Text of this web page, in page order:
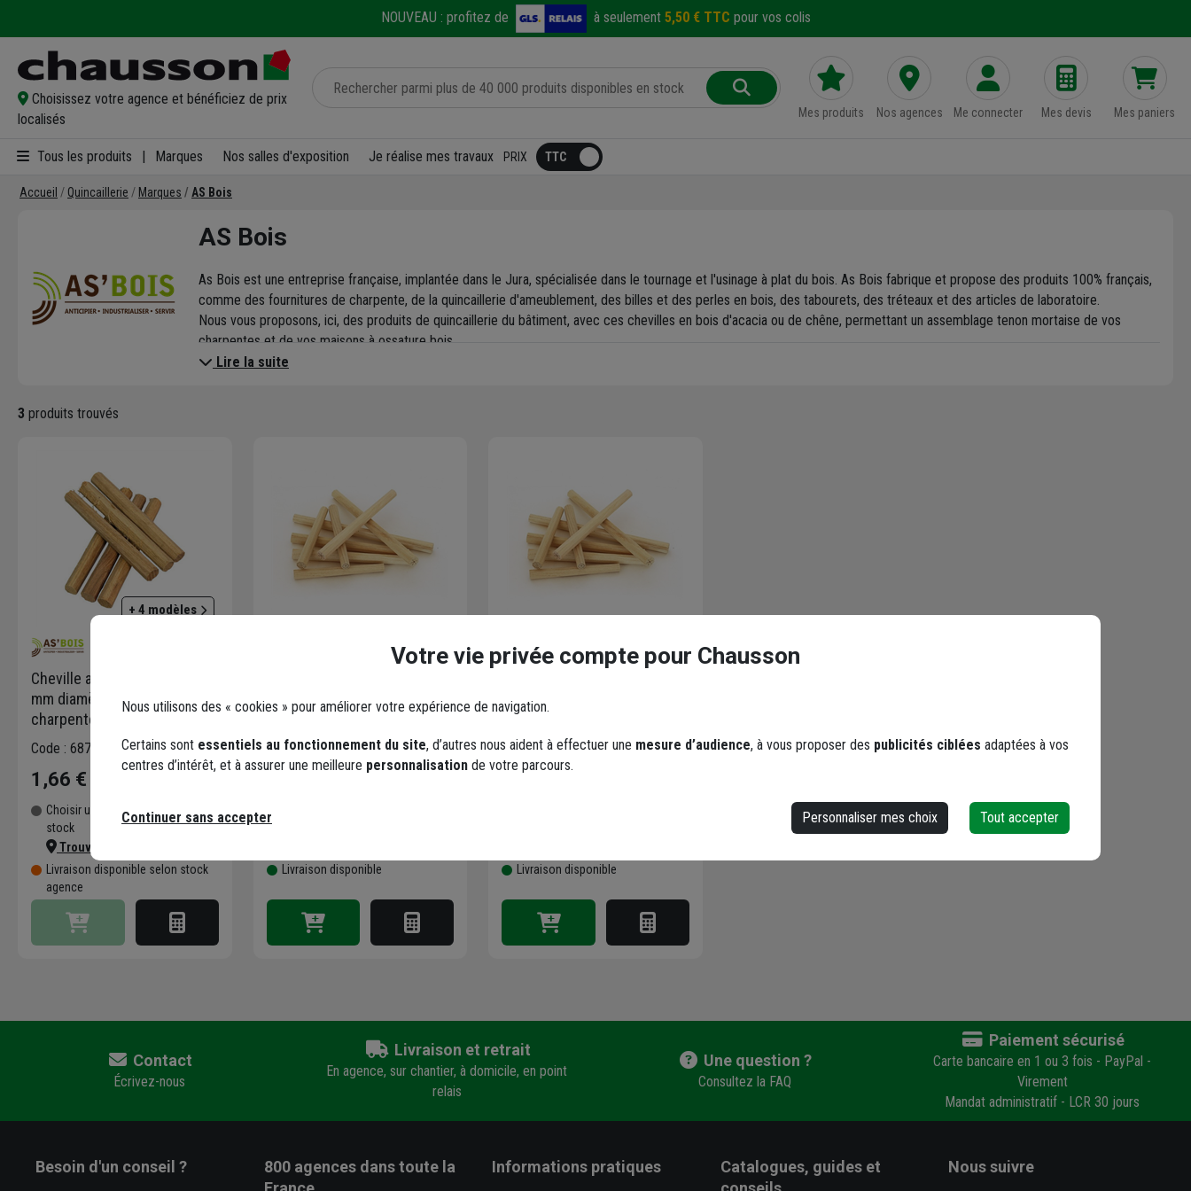
NOUVEAU : profitez de à seulement 5,50 € TTC pour vos colis
Choisissez votre agence et bénéficiez de prix
localisés
Mes produits Nos agences Me connecter Mes devis Mes paniers
Tous les produits Marques Nos salles d'exposition Je réalise mes travaux PRIX
Accueil Quincaillerie Marques AS Bois
AS Bois
As Bois est une entreprise française, implantée dans le Jura, spécialisée dans le tournage et l'usinage à plat du bois. As Bois fabrique et propose des produits 100% français,
comme des fournitures de charpente, de la quincaillerie d'ameublement, des billes et des perles en bois, des tabourets, des tréteaux et des articles de laboratoire.
Nous vous proposons, ici, des produits de quincaillerie du bâtiment, avec ces chevilles en bois d'acacia ou de chêne, permettant un assemblage tenon mortaise de vos
charpentes et de vos maisons à ossature bois.
Lire la suite
3 produits trouvés
+ 4 modèles
Cheville acacia longueur 300
mm diamètre 18 mm pour
charpente escalier
Code : 687397-1
1,66 €
Choisir une agence pour vérifier le
stock
Trouver du stock en agence
Livraison disponible selon stock
agence
mm diamètre 18 mm pour
charpente escalier
Code : 702419-1
Livraison disponible
mm diamètre 18 mm pour
charpente escalier
Code : 702418-1
1,48 €
Livraison disponible
Contact
Écrivez-nous
Livraison et retrait
En agence, sur chantier, à domicile, en point
relais
Une question ?
Consultez la FAQ
Paiement sécurisé
Carte bancaire en 1 ou 3 fois - PayPal -
Virement
Mandat administratif - LCR 30 jours
Besoin d'un conseil ? 800 agencesdans toute la
Informations pratiques
Catalogues, guides et
Nous suivre
Votre vie privée compte pour Chausson
Nous utilisons des « cookies » pour améliorer votre expérience de navigation.
Certains sont essentiels au fonctionnement du site, d’autres nous aident à effectuer une mesure d’audience, à vous proposer des publicités ciblées adaptées à vos
centres d’intérêt, et à assurer une meilleure personnalisation de votre parcours.
Personnaliser mes choix Tout accepter
Continuer sans accepter